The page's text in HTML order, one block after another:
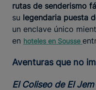
rutas de senderismo
su legendaria puesta
un enclave único
en hoteles en Sousse
Aventuras que no
El Coliseo de El Jem